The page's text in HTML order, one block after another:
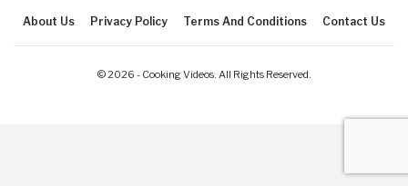
About Us Privacy Policy Terms And Conditions Contact Us
© 2026 - Cooking Videos. All Rights Reserved.